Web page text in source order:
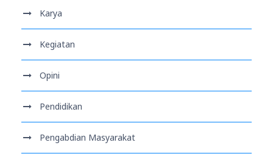
Karya
Kegiatan
Opini
Pendidikan
Pengabdian Masyarakat